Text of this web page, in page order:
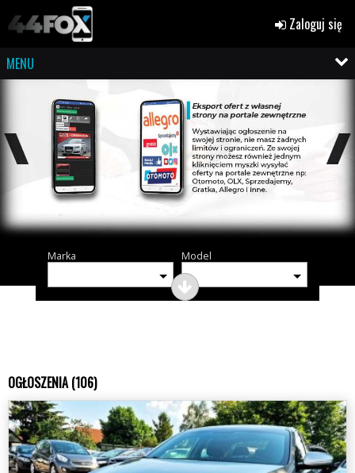
Zaloguj się
MENU
Marka Model
OGŁOSZENIA (106)